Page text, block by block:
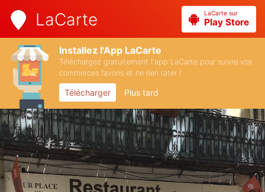
LaCarte LaCarte sur
Play Store
Installez l'App LaCarte
Téléchargez gratuitement l'app LaCarte pour suivre vos
commerces favoris et ne rien rater !
Télécharger Plus tard